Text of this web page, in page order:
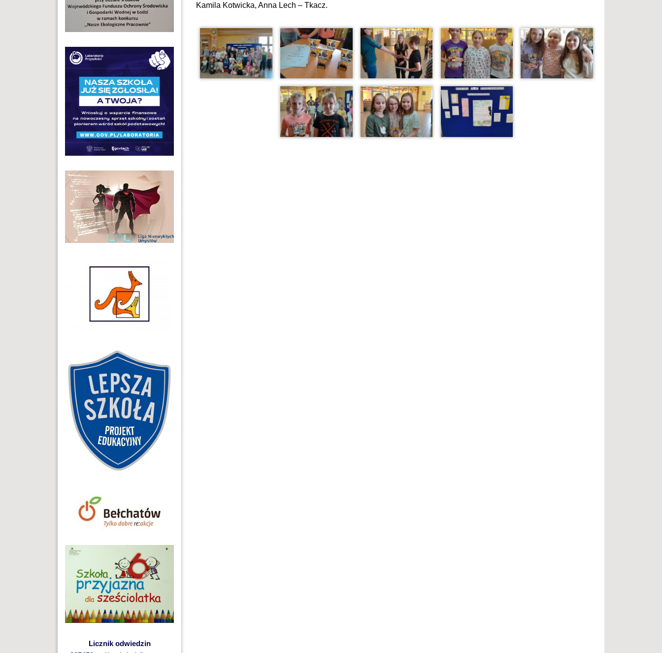
Kamila Kotwicka, Anna Lech – Tkacz.
Licznik odwiedzin